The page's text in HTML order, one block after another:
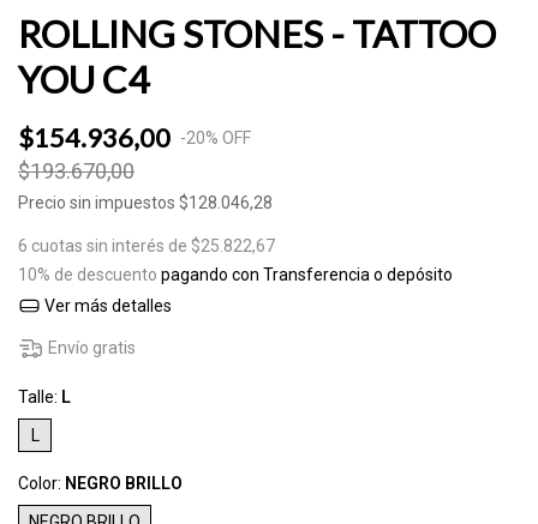
ROLLING STONES - TATTOO
YOU C4
$154.936,00 -20% OFF
$193.670,00
Precio sin impuestos $128.046,28
6 cuotas sin interés de $25.822,67
10% de descuento pagando con Transferencia o depósito
Ver más detalles
Envío gratis
Talle: L
L
Color: NEGRO BRILLO